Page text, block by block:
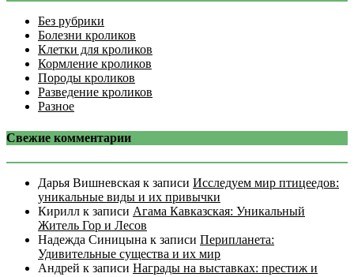
Без рубрики
Болезни кроликов
Клетки для кроликов
Кормление кроликов
Породы кроликов
Разведение кроликов
Разное
Свежие комментарии
Дарья Вишневская к записи Исследуем мир птицеедов:
уникальные виды и их привычки
Кирилл к записи Агама Кавказская: Уникальный
Житель Гор и Лесов
Надежда Синицына к записи Перипланета:
Удивительные существа и их мир
Андрей к записи Награды на выставках: престиж и